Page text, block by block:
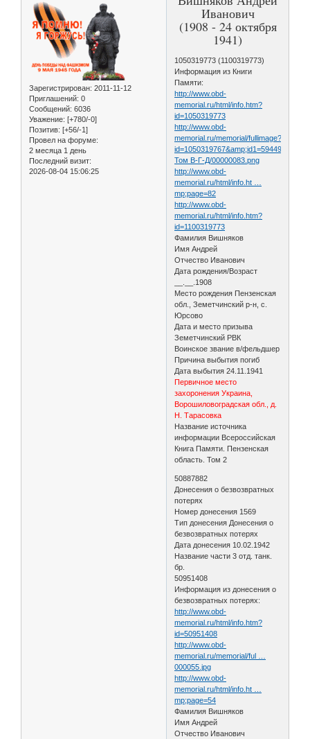
Зарегистрирован: 2011-11-12
Приглашений: 0
Сообщений: 6036
Уважение: [+780/-0]
Позитив: [+56/-1]
Провел на форуме:
2 месяца 1 день
Последний визит:
2026-08-04 15:06:25
Иванович
(1908 - 24 октября
1941)
1050319773 (1100319773)
Информация из Книги
Памяти:
http://www.obd-
memorial.ru/html/info.htm?
id=1050319773
http://www.obd-
memorial.ru/memorial/fullimage?
Том В-Г-Д/00000083.png
http://www.obd-
memorial.ru/html/info.ht …
mp;page=82
http://www.obd-
memorial.ru/html/info.htm?
id=1100319773
Фамилия Вишняков
Имя Андрей
Отчество Иванович
Дата рождения/Возраст
__.__.1908
Место рождения Пензенская
обл., Земетчинский р-н, с.
Юрсово
Дата и место призыва
Земетчинский РВК
Воинское звание в/фельдшер
Причина выбытия погиб
Дата выбытия 24.11.1941
Первичное место
захоронения Украина,
Ворошиловоградская обл., д.
Н. Тарасовка
Название источника
информации Всероссийская
Книга Памяти. Пензенская
область. Том 2
50887882
Донесения о безвозвратных
потерях
Номер донесения 1569
Тип донесения Донесения о
безвозвратных потерях
Дата донесения 10.02.1942
Название части 3 отд. танк.
бр.
50951408
Информация из донесения о
безвозвратных потерях:
http://www.obd-
memorial.ru/html/info.htm?
id=50951408
http://www.obd-
memorial.ru/memorial/ful …
000055.jpg
http://www.obd-
memorial.ru/html/info.ht …
mp;page=54
Фамилия Вишняков
Имя Андрей
Отчество Иванович